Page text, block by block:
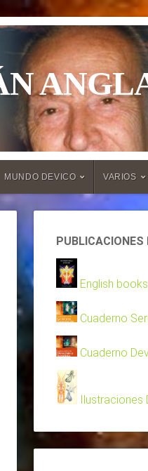
MUNDO DEVICO VARIOS
PUBLICACIONES
English books
Cuaderno
Cuaderno
Ilustraciones